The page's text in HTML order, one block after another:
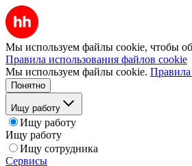
Мы используем файлы cookie, чтобы
Правила использования файлов cookie
Мы используем файлы cookie. Правила
Понятно
Ищу работу
Ищу работу
Ищу работу
Ищу сотрудника
Сервисы